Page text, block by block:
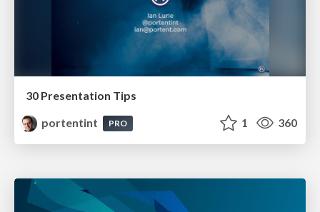
30 Presentation Tips
portentint
PRO 1 360